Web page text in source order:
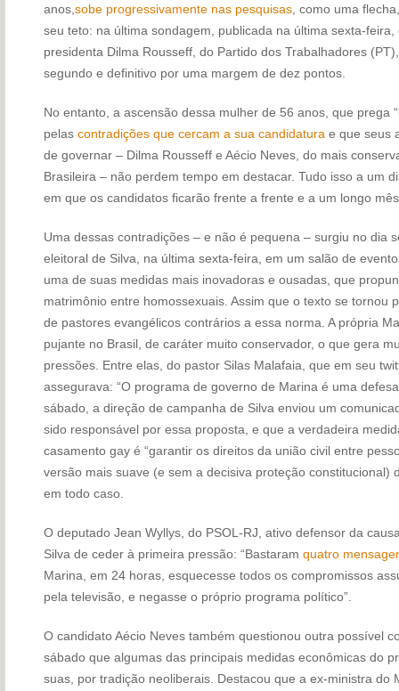
anos, sobe progressivamente nas pesquisas, como uma
seu teto: na última sondagem, publicada na última sexta-
presidenta Dilma Rousseff, do Partido dos Trabalhadores
segundo e definitivo por uma margem de dez pontos.
No entanto, a ascensão dessa mulher de 56 anos, que prega
pelas contradições que cercam a sua candidatura e que seus
de governar – Dilma Rousseff e Aécio Neves, do mais
Brasileira – não perdem tempo em destacar. Tudo isso a um
em que os candidatos ficarão frente a frente e a um longo
Uma dessas contradições – e não é pequena – surgiu no dia
eleitoral de Silva, na última sexta-feira, em um salão de
uma de suas medidas mais inovadoras e ousadas, que
matrimônio entre homossexuais. Assim que o texto se tornou
de pastores evangélicos contrários a essa norma. A própria
pujante no Brasil, de caráter muito conservador, o que gera
pressões. Entre elas, do pastor Silas Malafaia, que em seu
assegurava: “O programa de governo de Marina é uma
sábado, a direção de campanha de Silva enviou um
sido responsável por essa proposta, e que a verdadeira
casamento gay é “garantir os direitos da união civil entre
versão mais suave (e sem a decisiva proteção constitucional)
em todo caso.
O deputado Jean Wyllys, do PSOL-RJ, ativo defensor da
Silva de ceder à primeira pressão: “Bastaram quatro
Marina, em 24 horas, esquecesse todos os compromissos
pela televisão, e negasse o próprio programa político”.
O candidato Aécio Neves também questionou outra possível
sábado que algumas das principais medidas econômicas do
suas, por tradição neoliberais. Destacou que a ex-ministra do